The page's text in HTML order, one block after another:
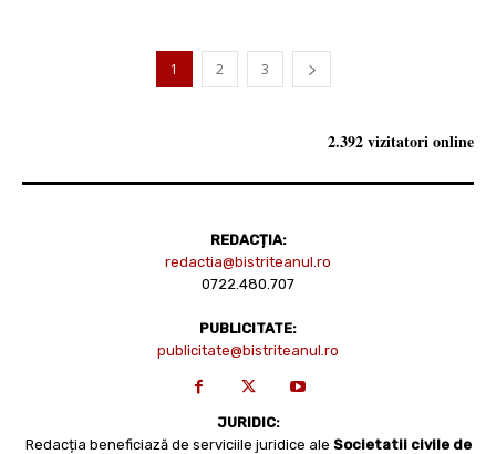
1 2 3
2.392 vizitatori online
REDACȚIA:
redactia@bistriteanul.ro
0722.480.707
PUBLICITATE:
publicitate@bistriteanul.ro
JURIDIC:
Redacția beneficiază de serviciile juridice ale Societatii civile de